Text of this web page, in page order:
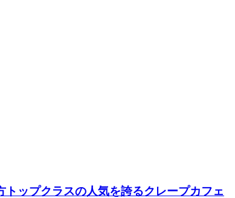
ップクラスの人気を誇るクレープカフェ